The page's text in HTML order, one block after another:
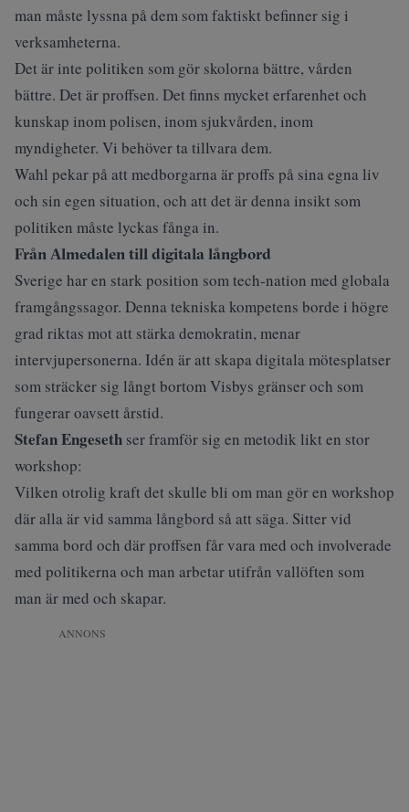
man måste lyssna på dem som faktiskt befinner sig i
verksamheterna.
Det är inte politiken som gör skolorna bättre, vården
bättre. Det är proffsen. Det finns mycket erfarenhet och
kunskap inom polisen, inom sjukvården, inom
myndigheter. Vi behöver ta tillvara dem.
Wahl pekar på att medborgarna är proffs på sina egna liv
och sin egen situation, och att det är denna insikt som
politiken måste lyckas fånga in.
Från Almedalen till digitala långbord
Sverige har en stark position som tech-nation med globala
framgångssagor. Denna tekniska kompetens borde i högre
grad riktas mot att stärka demokratin, menar
intervjupersonerna. Idén är att skapa digitala mötesplatser
som sträcker sig långt bortom Visbys gränser och som
fungerar oavsett årstid.
Stefan Engeseth ser framför sig en metodik likt en stor
workshop:
Vilken otrolig kraft det skulle bli om man gör en workshop
där alla är vid samma långbord så att säga. Sitter vid
samma bord och där proffsen får vara med och involverade
med politikerna och man arbetar utifrån vallöften som
man är med och skapar.
ANNONS